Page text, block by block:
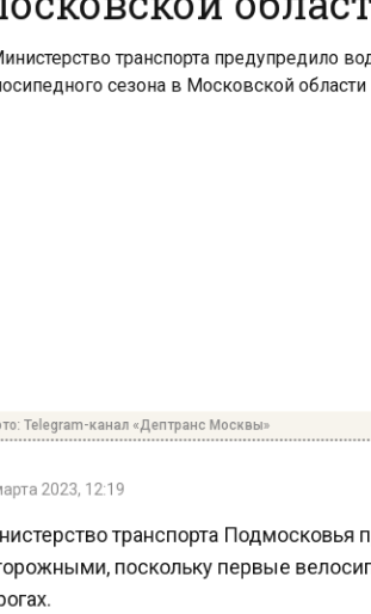
Telegram-канал «Дептранс Москвы»
транспорта Подмосковья
поскольку первые